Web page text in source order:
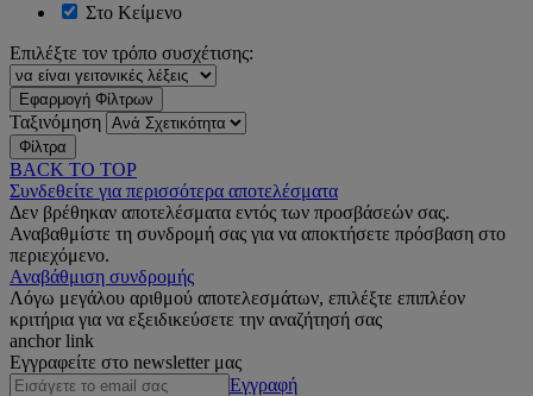
Στο Κείμενο
Επιλέξτε τον τρόπο συσχέτισης:
Εφαρμογή Φίλτρων
Ταξινόμηση
Φίλτρα
BACK TO TOP
Συνδεθείτε για περισσότερα αποτελέσματα
Δεν βρέθηκαν αποτελέσματα εντός των προσβάσεών σας.
Αναβαθμίστε τη συνδρομή σας για να αποκτήσετε πρόσβαση στο
περιεχόμενο.
Αναβάθμιση συνδρομής
Λόγω μεγάλου αριθμού αποτελεσμάτων, επιλέξτε επιπλέον
κριτήρια για να εξειδικεύσετε την αναζήτησή σας
anchor link
Εγγραφείτε στο newsletter μας
Εγγραφή